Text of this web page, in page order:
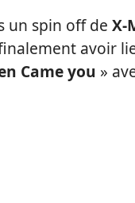
un spin off de X-
avoir
Came you »